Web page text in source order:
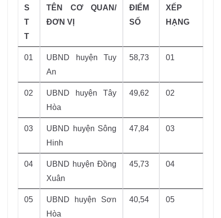
S
T
T
TÊN CƠ QUAN/
ĐƠN VỊ
ĐIỂM
SỐ
XẾP
HẠNG
01
UBND huyện Tuy
An
58,73 01
02
UBND huyện Tây
Hòa
49,62 02
03
UBND huyện Sông
Hinh
47,84 03
04
UBND huyện Đồng
Xuân
45,73 04
05
UBND huyện Sơn
Hòa
40,54 05